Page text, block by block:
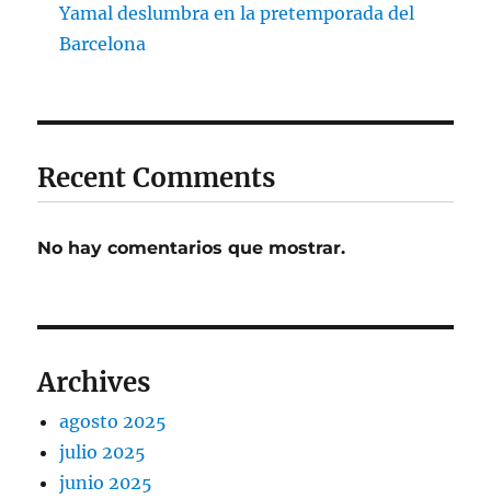
Yamal deslumbra en la pretemporada del
Barcelona
Recent Comments
No hay comentarios que mostrar.
Archives
agosto 2025
julio 2025
junio 2025